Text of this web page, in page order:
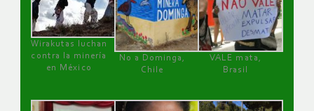
Wirakutas luchan
contra la minería
en México
No a Dominga,
Chile
VALE mata,
Brasil